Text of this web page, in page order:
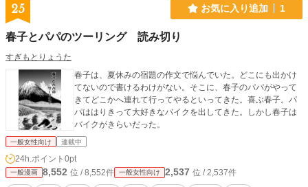
25 お気に入り追加 1
春子とパパのツーリング 読み切り
すぎもとりょうた
春子は、夏休みの宿題の作文で悩んでいた。どこにも出かけ
てないので書けるわけがない。そこに、春子のパパがやって
きてどこかへ連れて行ってやるといってきた。喜ぶ春子。パ
パははりきって大好きなバイクを出してきた。しかし春子は
バイクがきらいだった。
一般女性向け 連載中
24h.ポイント 0pt
一般漫画 8,552 位 / 8,552件 一般女性向け 2,537 位 / 2,537件